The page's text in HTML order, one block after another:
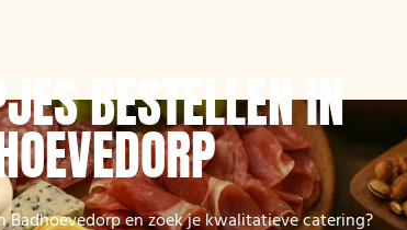
BESTELLEN IN
Badhoevedorp en zoek je kwalitatieve catering?